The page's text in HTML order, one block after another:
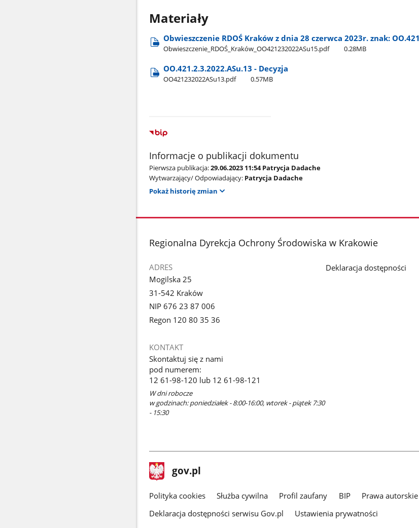
Materiały
Obwieszczenie RDOŚ Kraków z dnia 28 czerwca 2023r. znak:
Obwieszczenie​_RDOŚ​_Kraków​_OO421232022ASu15.pdf 0.28MB
OO.421.2.3.2022.ASu.13 - Decyzja
OO421232022ASu13.pdf 0.57MB
Informacje o publikacji dokumentu
Pierwsza publikacja:29.06.2023 11:54 Patrycja Dadache
Wytwarzający/ Odpowiadający: Patrycja Dadache
Pokaż historię zmian
stopka
Regionalna Dyrekcja Ochrony Środowiska w Krakowie
ADRES
Mogilska 25
31-542 Kraków
NIP 676 23 87 006
Regon 120 80 35 36
KONTAKT
Skontaktuj się z nami
pod numerem:
12 61-98-120 lub 12 61-98-121
W dni robocze
w godzinach: poniedziałek - 8:00-16:00, wtorek - piątek 7:30
- 15:30
Deklaracja dostępności
stopka
gov.pl Strona
gov.pl
gov.pl
Polityka cookies Służba cywilna Profil zaufany BIP Prawa autorskie
Deklaracja dostępności serwisu Gov.pl
Ustawienia prywatności